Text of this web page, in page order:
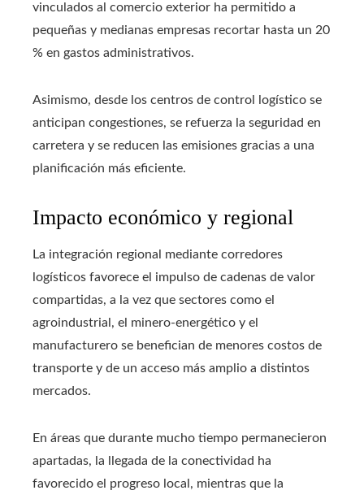
vinculados al comercio exterior ha permitido a
pequeñas y medianas empresas recortar hasta un 20
% en gastos administrativos.
Asimismo, desde los centros de control logístico se
anticipan congestiones, se refuerza la seguridad en
carretera y se reducen las emisiones gracias a una
planificación más eficiente.
Impacto económico y regional
La integración regional mediante corredores
logísticos favorece el impulso de cadenas de valor
compartidas, a la vez que sectores como el
agroindustrial, el minero‑energético y el
manufacturero se benefician de menores costos de
transporte y de un acceso más amplio a distintos
mercados.
En áreas que durante mucho tiempo permanecieron
apartadas, la llegada de la conectividad ha
favorecido el progreso local, mientras que la